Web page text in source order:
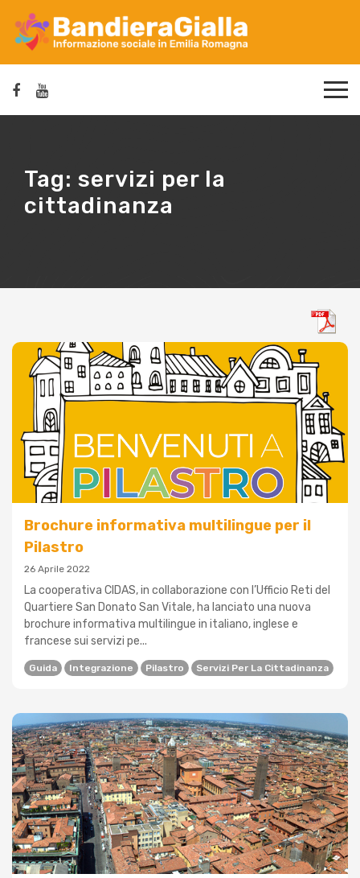
Tag: servizi per la
cittadinanza
Brochure informativa multilingue per il
Pilastro
26 Aprile 2022
La cooperativa CIDAS, in collaborazione con l’Ufficio Reti del
Quartiere San Donato San Vitale, ha lanciato una nuova
brochure informativa multilingue in italiano, inglese e
francese sui servizi pe...
Guida Integrazione Pilastro Servizi Per La Cittadinanza